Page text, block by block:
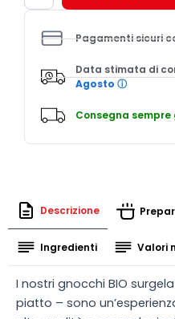
1000
quantità
Pagamenti sicuri
Data stimata di
Agosto ⓘ
Consegna
Descrizione
Ingredienti Valori
I nostri gnocchi BIO
piatto – sono